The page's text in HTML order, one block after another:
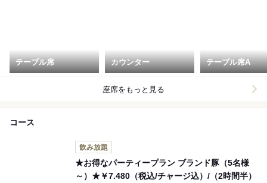
テーブル席 カウンター テーブル席A
座席をもっと見る
コース
飲み放題
★お得なパーティープラン ブランド豚（5名様
～）★￥7.480（税込/チャージ込）/（2時間半）